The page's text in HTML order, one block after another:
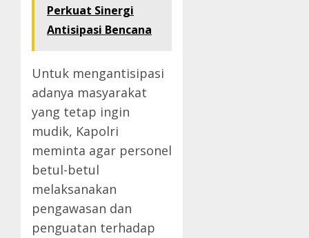
Perkuat Sinergi
Antisipasi Bencana
Untuk mengantisipasi
adanya masyarakat
yang tetap ingin
mudik, Kapolri
meminta agar personel
betul-betul
melaksanakan
pengawasan dan
penguatan terhadap